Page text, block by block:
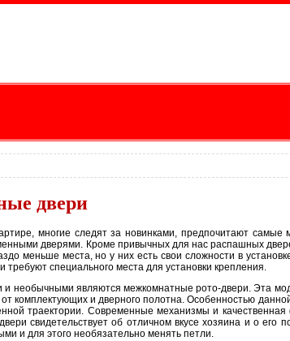
двери
многие следят за новинками, предпочитают
дверями. Кроме привычных для нас распашных
меньше места, но у них есть свои сложности в
требуют специального места для установки крепления.
необычными являются межкомнатные рото-двери. Эта
комплектующих и дверного полотна. Особенностью
траектории. Современные механизмы и
свидетельствует об отличном вкусе хозяина и о
и для этого необязательно менять петли.